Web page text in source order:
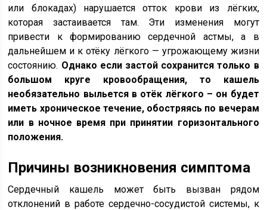
или блокадах) нарушается отток крови из лёгких,
которая застаивается там. Эти изменения могут
привести к формированию сердечной астмы, а в
дальнейшем и к отёку лёгкого — угрожающему жизни
состоянию. Однако если застой сохранится только в
большом круге кровообращения, то кашель
необязательно выльется в отёк лёгкого – он будет
иметь хроническое течение, обостряясь по вечерам
или в ночное время при принятии горизонтального
положения.
Причины возникновения симптома
Сердечный кашель может быть вызван рядом
отклонений в работе сердечно-сосудистой системы, к